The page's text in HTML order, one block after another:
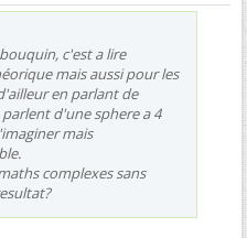
c'est a lire
mais aussi pour les
en parlant de
d'une sphere a 4
mais
complexes sans